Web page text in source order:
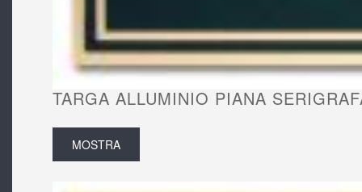
TARGA ALLUMINIO PIANA
MOSTRA